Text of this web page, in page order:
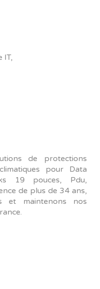
IT,
de protections
pour Data
19 pouces, Pdu,
de plus de 34 ans,
et maintenons nos